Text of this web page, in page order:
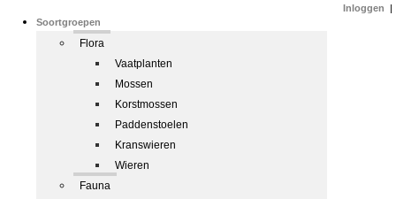
Soortgroepen
Flora
Vaatplanten
Mossen
Korstmossen
Paddenstoelen
Kranswieren
Wieren
Fauna
Inloggen |